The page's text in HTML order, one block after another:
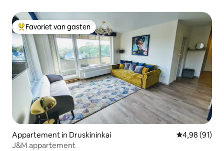
Topfavoriet van gasten
Favoriet van gasten
Appartement in Druskininkai Gemiddelde
4,98 (91)
J&M appartement